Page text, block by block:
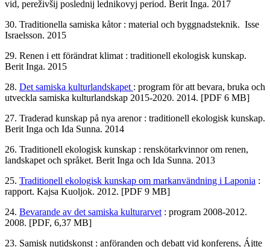
vid, pereživšij poslednij lednikovyj period. Berit Inga. 2017
30. Traditionella samiska kåtor : material och byggnadsteknik. Isse
Israelsson. 2015
29. Renen i ett förändrat klimat : traditionell ekologisk kunskap.
Berit Inga. 2015
28. Det samiska kulturlandskapet : program för att bevara, bruka och
utveckla samiska kulturlandskap 2015-2020. 2014. [PDF 6 MB]
27. Traderad kunskap på nya arenor : traditionell ekologisk kunskap.
Berit Inga och Ida Sunna. 2014
26. Traditionell ekologisk kunskap : renskötarkvinnor om renen,
landskapet och språket. Berit Inga och Ida Sunna. 2013
25. Traditionell ekologisk kunskap om markanvändning i Laponia :
rapport. Kajsa Kuoljok. 2012. [PDF 9 MB]
24. Bevarande av det samiska kulturarvet : program 2008-2012.
2008. [PDF, 6,37 MB]
23. Samisk nutidskonst : anföranden och debatt vid konferens, Ájtte